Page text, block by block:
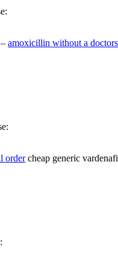
amoxicillin without a
ordercheap generic